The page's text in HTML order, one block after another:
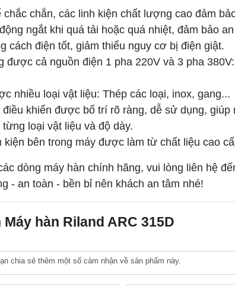
chắc chắn, các linh kiện chất lượng cao đảm
ngắt khi quá tải hoặc quá nhiệt, đảm bảo
cách điện tốt, giảm thiểu nguy cơ bị điện giật.
được cả nguồn điện 1 pha 220V và 3 pha
nhiều loại vật liệu: Thép các loại, inox, gang...
điều khiển được bố trí rõ ràng, dễ sử dụng,
loại vật liệu và độ dày.
kiện bên trong máy được làm từ chất liệu cao
dòng máy hàn chính hãng, vui lòng liên hệ
- an toàn - bền bỉ nên khách an tâm nhé!
Máy hàn Riland ARC 315D